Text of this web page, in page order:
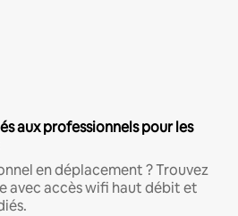
aux professionnels pour les
en déplacement ? Trouvez
avec accès wifi haut débit et